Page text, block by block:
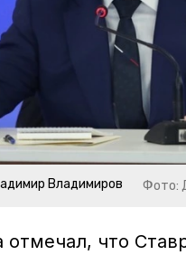
Владимиров Фото:
отмечал, что